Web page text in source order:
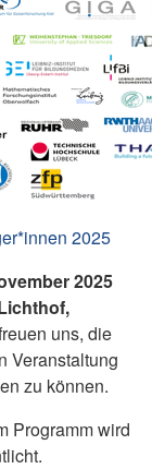
2025
2025
uns, die
Veranstaltung
zu können.
Programm wird